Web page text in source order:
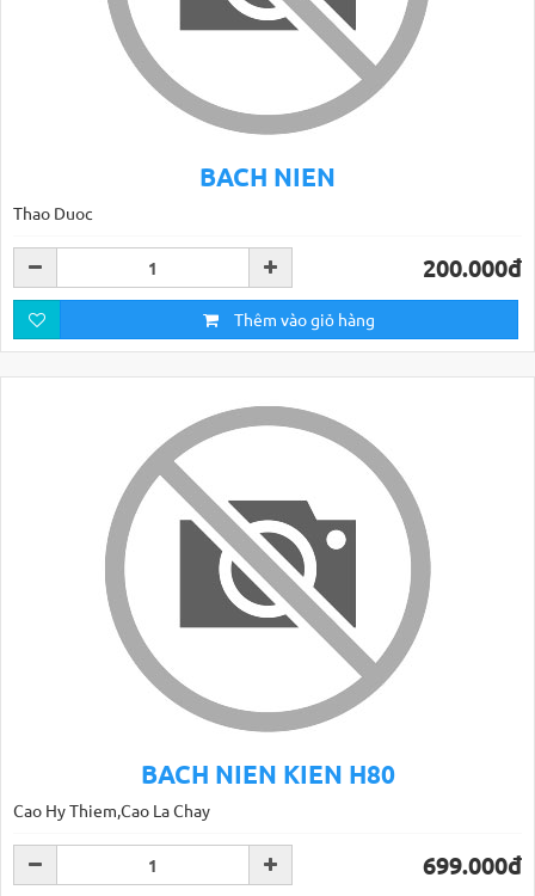
BACH NIEN
Thao Duoc
200.000đ
Thêm vào giỏ hàng
BACH NIEN KIEN H80
Cao Hy Thiem,Cao La Chay
699.000đ